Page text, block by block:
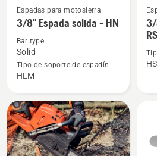
Ver
más
sobre
3/8"
Espada
-
HN
Espadas para motosierra
3/8" Espada solida - HN
Bar type
Solid
Tipo de soporte de espadín
HLM
Ver
más
3/8"
3/